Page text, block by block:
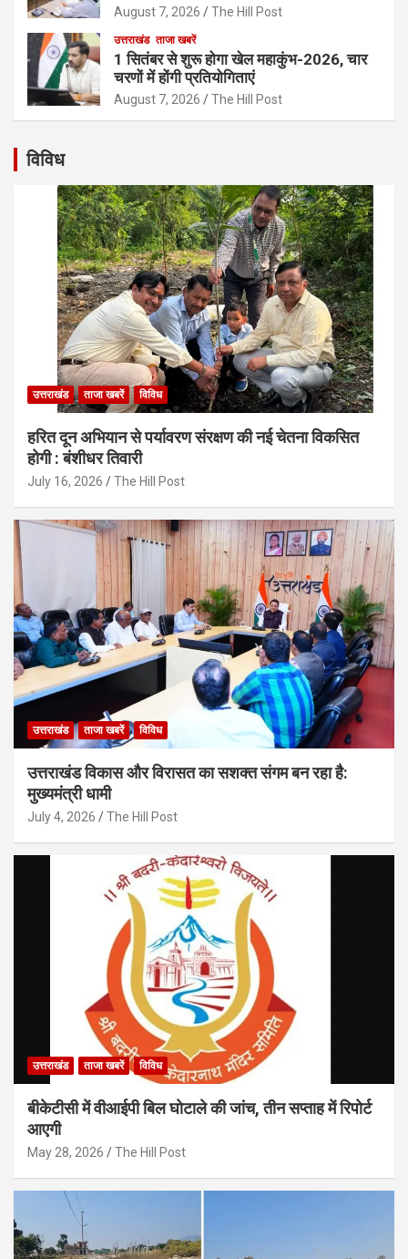
August 7, 2026 The Hill Post
उत्तराखंड ताजा खबरें
1 सितंबर से शुरू होगा खेल महाकुंभ-2026, चार
चरणों में होंगी प्रतियोगिताएं
August 7, 2026 The Hill Post
विविध
उत्तराखंड ताजा खबरें विविध
हरित दून अभियान से पर्यावरण संरक्षण की नई चेतना विकसित
होगी : बंशीधर तिवारी
July 16, 2026 The Hill Post
उत्तराखंड ताजा खबरें विविध
उत्तराखंड विकास और विरासत का सशक्त संगम बन रहा है:
मुख्यमंत्री धामी
July 4, 2026 The Hill Post
उत्तराखंड ताजा खबरें विविध
बीकेटीसी में वीआईपी बिल घोटाले की जांच, तीन सप्ताह में रिपोर्ट
आएगी
May 28, 2026 The Hill Post